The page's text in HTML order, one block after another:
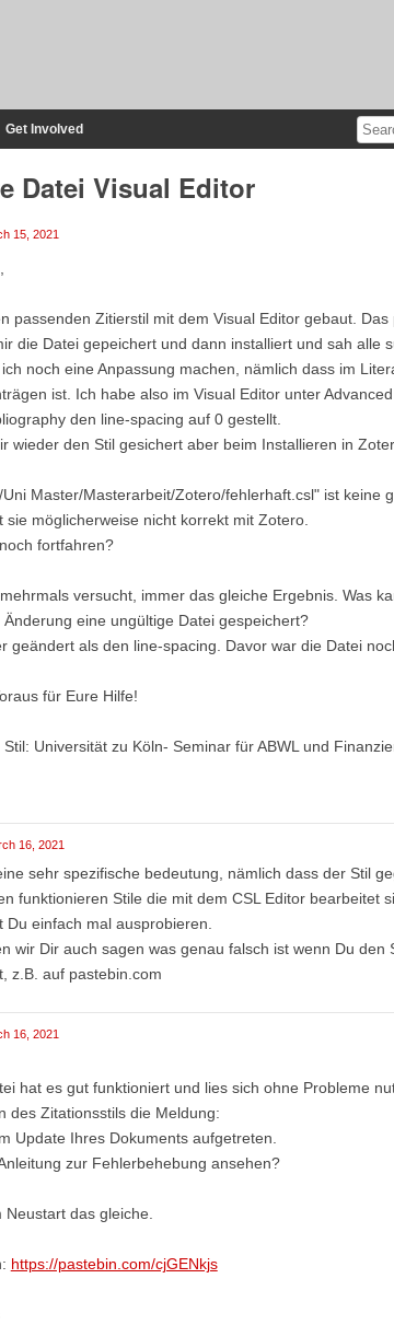
Get Involved
Datei Visual Editor
15, 2021
passenden Zitierstil mit dem Visual Editor gebaut.
die Datei gepeichert und dann installiert und sah alle
noch eine Anpassung machen, nämlich dass im
ist. Ich habe also im Visual Editor unter
den line-spacing auf 0 gestellt.
wieder den Stil gesichert aber beim Installieren in
Master/Masterarbeit/Zotero/fehlerhaft.csl" ist keine
sie möglicherweise nicht korrekt mit Zotero.
fortfahren?
versucht, immer das gleiche Ergebnis. Was
eine ungültige Datei gespeichert?
geändert als den line-spacing. Davor war die Datei
für Eure Hilfe!
Universität zu Köln- Seminar für ABWL und
16, 2021
sehr spezifische bedeutung, nämlich dass der Stil
funktionieren Stile die mit dem CSL Editor bearbeitet
Du einfach mal ausprobieren.
wir Dir auch sagen was genau falsch ist wenn Du den
z.B. auf pastebin.com
16, 2021
hat es gut funktioniert und lies sich ohne Probleme
des Zitationsstils die Meldung:
Update Ihres Dokuments aufgetreten.
zur Fehlerbehebung ansehen?
das gleiche.
https://pastebin.com/cjGENkjs